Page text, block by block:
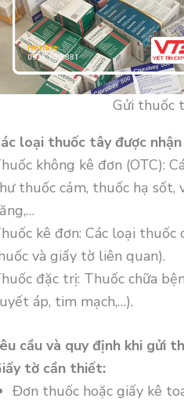
Gửi thuốc
loại thuốc tây được
không kê đơn (OTC):
thuốc cảm, thuốc hạ sốt,
kê đơn: Các loại
và giấy tờ liên quan).
đặc trị: Thuốc chữa
áp, tim mạch,…).
cầu và quy định khi gửi
tờ cần thiết:
Đơn thuốc hoặc giấy kê